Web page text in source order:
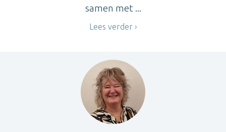
samen met ...
Lees verder